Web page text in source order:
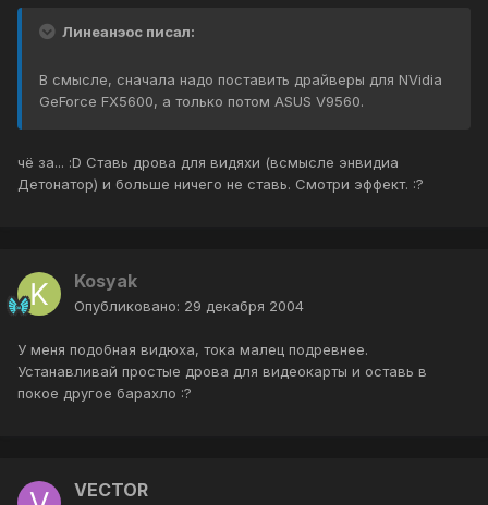
Линеанэос писал:
В смысле, сначала надо поставить драйверы для NVidia
GeForce FX5600, а только потом ASUS V9560.
чё за... :D Ставь дрова для видяхи (всмысле энвидиа
Детонатор) и больше ничего не ставь. Смотри эффект. :?
Kosyak
Опубликовано: 29 декабря 2004
У меня подобная видюха, тока малец подревнее.
Устанавливай простые дрова для видеокарты и оставь в
покое другое барахло :?
VECTOR